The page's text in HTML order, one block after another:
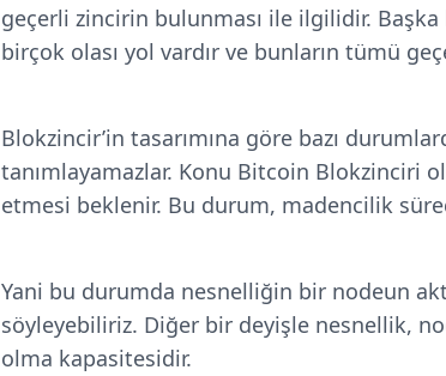
geçerli zincirin bulunması ile ilgilidir.
birçok olası yol vardır ve bunların tümü
Blokzincir’in tasarımına göre bazı
tanımlayamazlar. Konu Bitcoin Blokzinciri
etmesi beklenir. Bu durum, madencilik
Yani bu durumda nesnelliğin bir nodeun
söyleyebiliriz. Diğer bir deyişle nesnellik,
olma kapasitesidir.